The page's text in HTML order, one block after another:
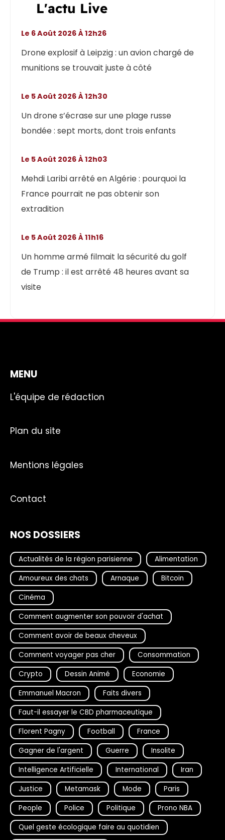
L'actu Live
Drone explosif à Leipzig : un avion chargé de
munitions se trouvait juste à côté
Le 6 Août 2026 À 12h26
Un drone s’écrase sur une plage russe
bondée : sept morts, dont trois enfants
Le 5 Août 2026 À 12h30
Mehdi Laribi arrêté en Algérie : pourquoi la
France pourrait ne pas obtenir son
extradition
Le 5 Août 2026 À 12h03
Un homme armé filmait la sécurité du golf
de Trump : il est arrêté 48 heures avant sa
visite
Le 5 Août 2026 À 11h16
MENU
L'équipe de rédaction
Plan du site
Mentions légales
Contact
NOS DOSSIERS
Actualités de la région parisienne
Alimentation
Amoureux des chats
Arnaque
Bitcoin
Cinéma
Comment augmenter son pouvoir d'achat
Comment avoir de beaux cheveux
Comment voyager pas cher
Consommation
Crypto
Dessin Animé
Economie
Emmanuel Macron
Faits divers
Faut-il essayer le CBD pharmaceutique
Florent Pagny
Football
France
Gagner de l'argent
Guerre
Insolite
Intelligence Artificielle
International
Iran
Justice
Metamask Mode
Paris
People
Police Politique
Prono NBA
Quel geste écologique faire au quotidien